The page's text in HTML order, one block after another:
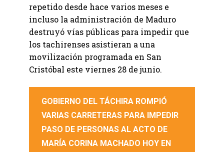
repetido desde hace varios meses e
incluso la administración de Maduro
destruyó vías públicas para impedir que
los tachirenses asistieran a una
movilización programada en San
Cristóbal este viernes 28 de junio.
GOBIERNO DEL TÁCHIRA ROMPIÓ
VARIAS CARRETERAS PARA IMPEDIR
PASO DE PERSONAS AL ACTO DE
MARÍA CORINA MACHADO HOY EN